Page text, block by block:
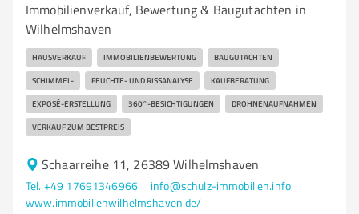
Immobilienverkauf, Bewertung & Baugutachten in
Wilhelmshaven
HAUSVERKAUF IMMOBILIENBEWERTUNG BAUGUTACHTEN
SCHIMMEL- FEUCHTE- UND RISSANALYSE KAUFBERATUNG
EXPOSÉ-ERSTELLUNG 360°-BESICHTIGUNGEN DROHNENAUFNAHMEN
VERKAUF ZUM BESTPREIS
Schaarreihe 11, 26389 Wilhelmshaven
Tel. +49 17691346966
info@schulz-immobilien.info
www.immobilienwilhelmshaven.de/